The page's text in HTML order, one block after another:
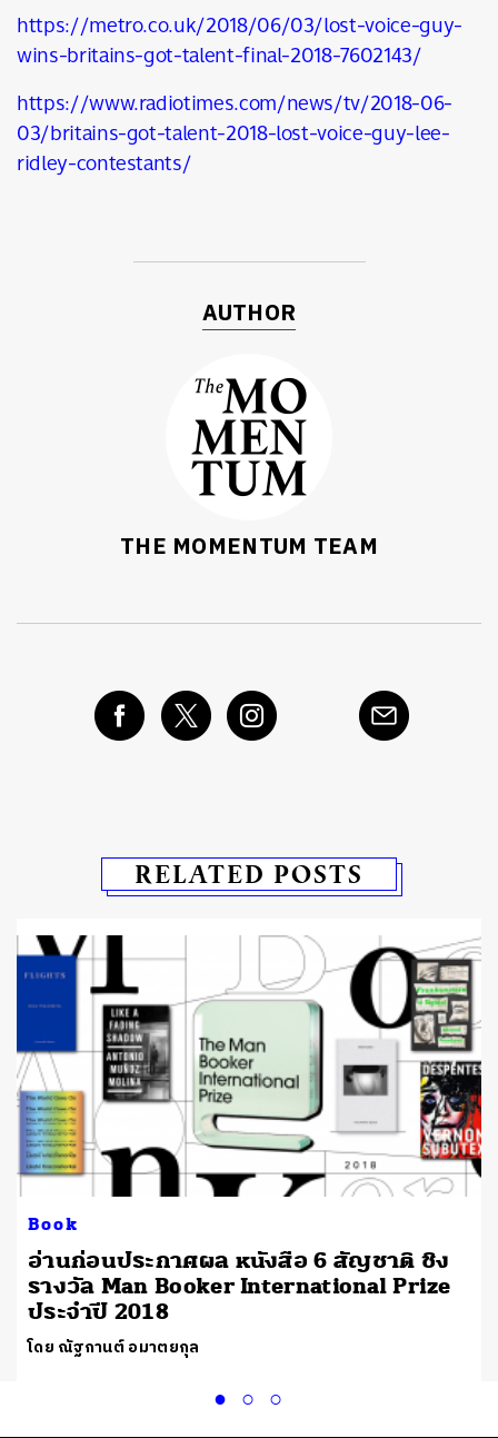
https://metro.co.uk/2018/06/03/lost-voice-guy-
wins-britains-got-talent-final-2018-7602143/
https://www.radiotimes.com/news/tv/2018-06-
03/britains-got-talent-2018-lost-voice-guy-lee-
ridley-contestants/
AUTHOR
THE MOMENTUM TEAM
RELATED POSTS
Book
อ่านก่อนประกาศผล หนังสือ 6 สัญชาติ ชิง
รางวัล Man Booker International Prize
ประจำปี 2018
โดย ณัฐกานต์ อมาตยกุล